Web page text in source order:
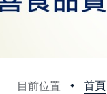
目前位置 首頁